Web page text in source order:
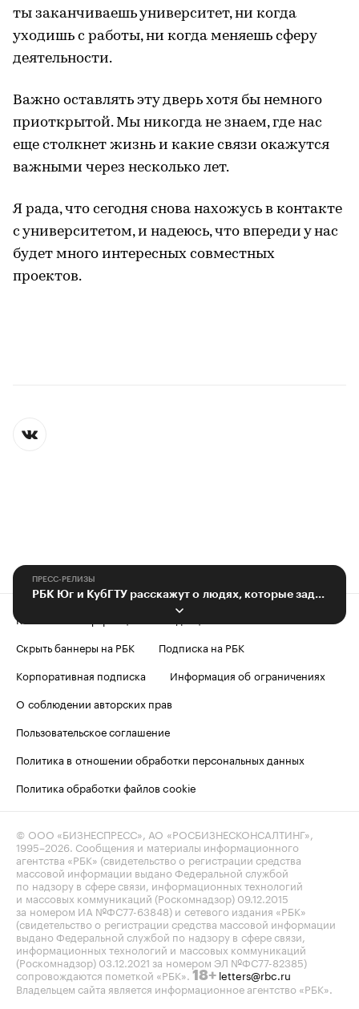
ты заканчиваешь университет, ни когда
уходишь с работы, ни когда меняешь сферу
деятельности.
Важно оставлять эту дверь хотя бы немного
приоткрытой. Мы никогда не знаем, где нас
еще столкнет жизнь и какие связи окажутся
важными через несколько лет.
Я рада, что сегодня снова нахожусь в контакте
с университетом, и надеюсь, что впереди у нас
будет много интересных совместных
проектов.
ПРЕСС-РЕЛИЗЫ
Контактная информация
Редакция
Скрыть баннеры на РБК
Подписка на РБК
Корпоративная подписка
Информация об ограничениях
О соблюдении авторских прав
Пользовательское соглашение
Политика в отношении обработки персональных данных
Политика обработки файлов cookie
© ООО «БИЗНЕСПРЕСС», АО «РОСБИЗНЕСКОНСАЛТИНГ»,
1995–2026 . Сообщения и материалы информационного
агентства «РБК» (свидетельство о регистрации средства
массовой информации выдано Федеральной службой
по надзору в сфере связи, информационных технологий
и массовых коммуникаций (Роскомнадзор) 09.12.2015
за номером ИА №ФС77-63848) и сетевого издания «РБК»
(свидетельство о регистрации средства массовой информации
выдано Федеральной службой по надзору в сфере связи,
информационных технологий и массовых коммуникаций
(Роскомнадзор) 03.12.2021 за номером ЭЛ №ФС77-82385)
сопровождаются пометкой «РБК». 18+ letters@rbc.ru
Владельцем сайта является информационное агентство «РБК».